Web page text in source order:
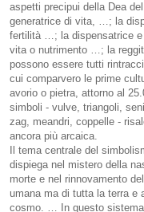
aspetti precipui della Dea
generatrice di vita, …; la
fertilità …; la dispensatrice e
vita o nutrimento …; la
possono essere tutti
cui comparvero le prime
avorio o pietra, attorno al
simboli - vulve, triangoli,
zag, meandri, coppelle -
ancora più arcaica.
Il tema centrale del
dispiega nel mistero della
morte e nel rinnovamento
umana ma di tutta la terra e
cosmo. … In questo